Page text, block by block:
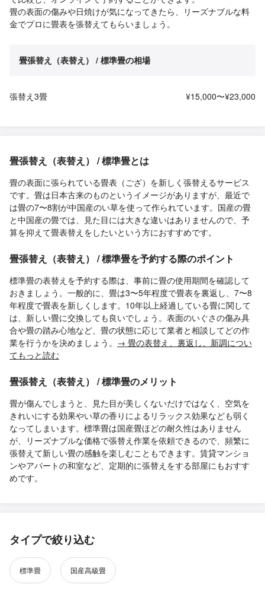
畳の表面の傷みや日焼けが気になってきたら、リーズナブルな料
金でプロに畳表を張替えてもらいましょう。
畳張替え（表替え） / 標準畳の相場
張替え3畳 ¥15,000〜¥23,000
畳張替え（表替え） / 標準畳とは
畳の表面に張られている畳表（ござ）を新しく張替えるサービス
です。畳は日本古来のものというイメージがありますが、最近で
は畳の7〜8割が中国産のい草を使って作られています。国産の畳
と中国産の畳では、見た目には大きな違いはありませんので、予
算を抑えて畳表替えをしたいという方におすすめです。
畳張替え（表替え） / 標準畳を予約する際のポイント
標準畳の表替えを予約する際は、事前に畳の使用期間を確認して
おきましょう。一般的に、畳は3〜5年程度で畳表を裏返し、7〜8
年程度で畳表を新しくします。10年以上経過している畳に関して
は、新しい畳に交換しても良いでしょう。表面のいぐさの傷み具
合や畳の踏み心地など、畳の状態に応じて業者と相談してどの作
業を行うかを決めましょう。 → 畳の表替え、裏返し、新調につい
てもっと読む
畳張替え（表替え） / 標準畳のメリット
畳が傷んでしまうと、見た目が美しくないだけではなく、空気を
きれいにする効果やい草の香りによるリラックス効果なども弱く
なってしまいます。標準畳は国産畳ほどの耐久性はありません
が、リーズナブルな価格で張替え作業を依頼できるので、頻繁に
張替えて新しい畳の感触を楽しむこともできます。賃貸マンショ
ンやアパートの和室など、定期的に張替えをする部屋にもおすす
めです。
タイプで絞り込む
標準畳 国産高級畳